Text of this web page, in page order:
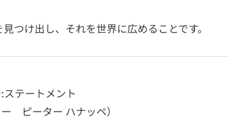
つけ出し、それを世界に広めることです。
テートメント
ー ピーター ハナッペ）